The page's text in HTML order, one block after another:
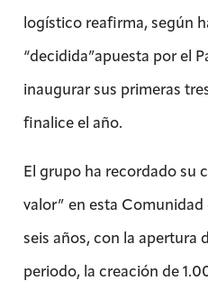
logístico reafirma, según
“decidida”apuesta por el
inaugurar sus primeras
finalice el año.
El grupo ha recordado su
valor” en esta
seis años, con la apertura
periodo, la creación de